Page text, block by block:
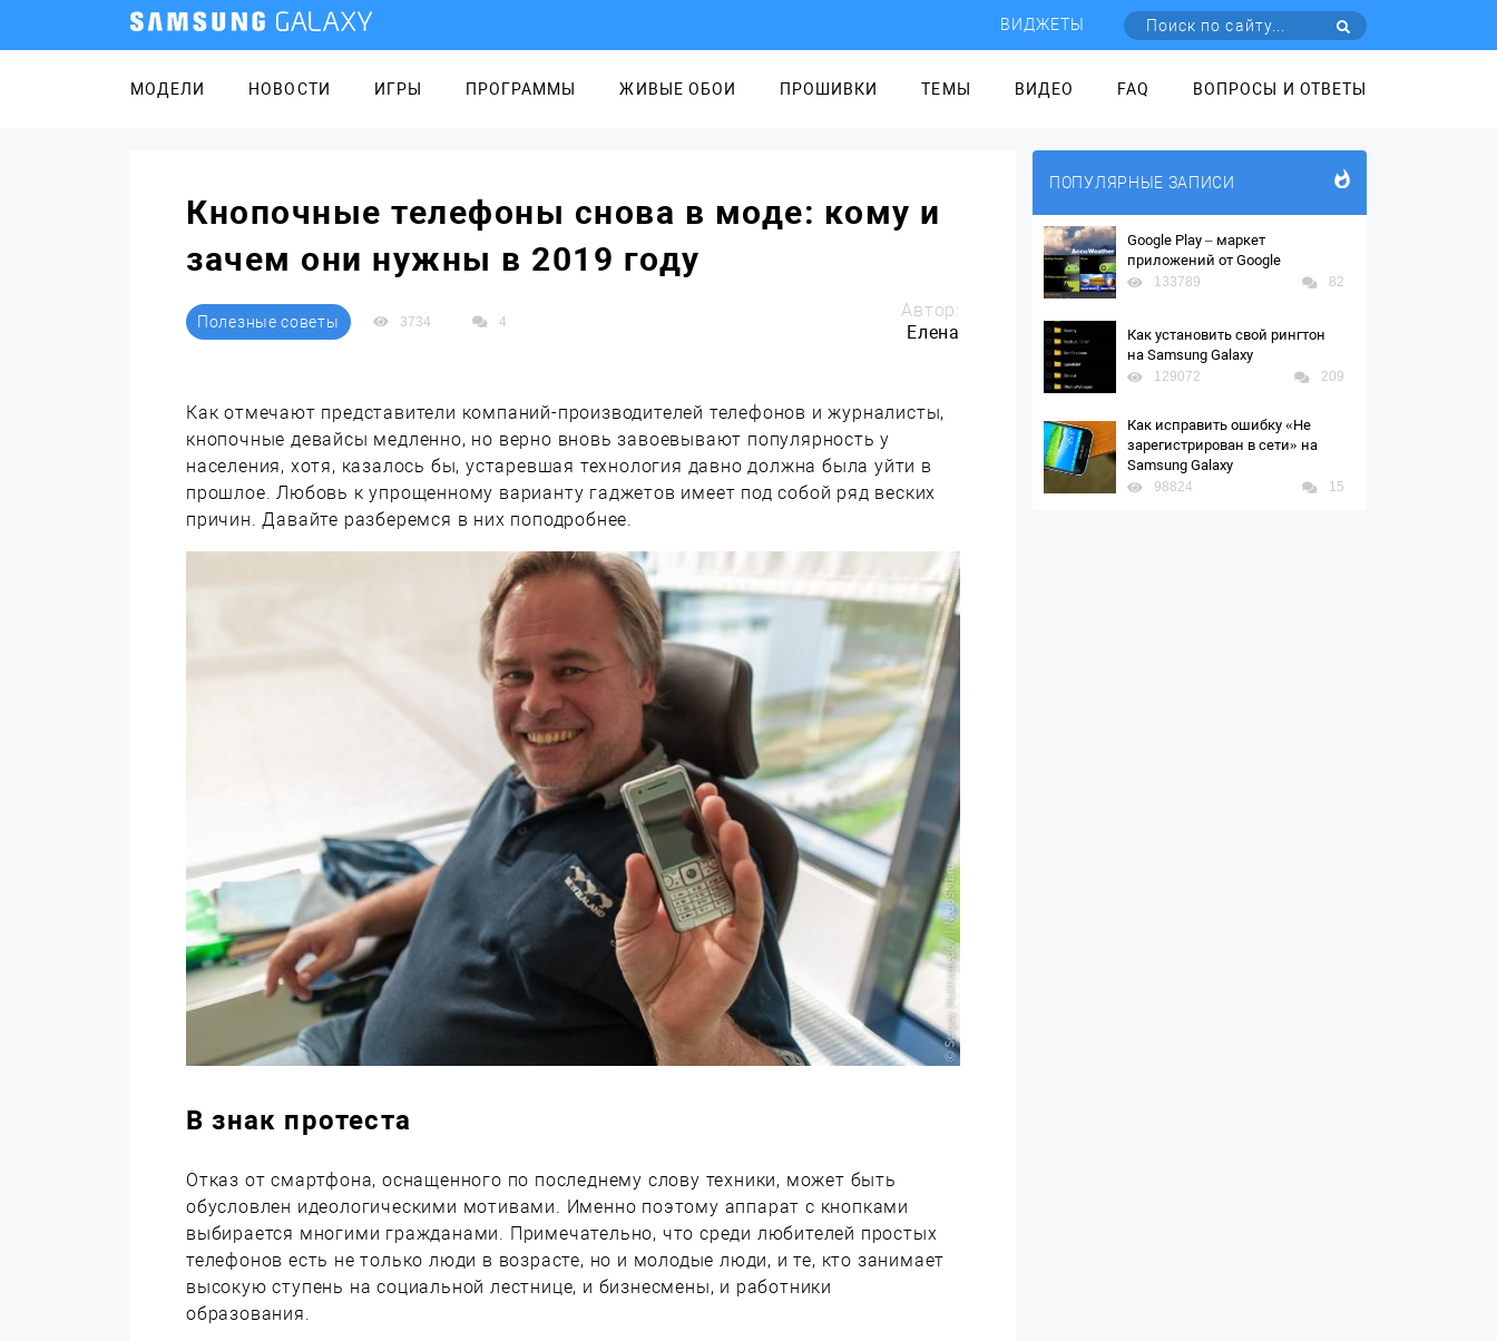
ВИДЖЕТЫ
МОДЕЛИ НОВОСТИ ИГРЫ ПРОГРАММЫ ЖИВЫЕ ОБОИ ПРОШИВКИ ТЕМЫ ВИДЕО FAQ ВОПРОСЫ И ОТВЕТЫ
Кнопочные телефоны снова в моде: кому и
зачем они нужны в 2019 году
Полезные советы 3734 4
Автор:
Елена
Как отмечают представители компаний-производителей телефонов и журналисты,
кнопочные девайсы медленно, но верно вновь завоевывают популярность у
населения, хотя, казалось бы, устаревшая технология давно должна была уйти в
прошлое. Любовь к упрощенному варианту гаджетов имеет под собой ряд веских
причин. Давайте разберемся в них поподробнее.
В знак протеста
Отказ от смартфона, оснащенного по последнему слову техники, может быть
обусловлен идеологическими мотивами. Именно поэтому аппарат с кнопками
выбирается многими гражданами. Примечательно, что среди любителей простых
телефонов есть не только люди в возрасте, но и молодые люди, и те, кто занимает
высокую ступень на социальной лестнице, и бизнесмены, и работники
образования.
ПОПУЛЯРНЫЕ ЗАПИСИ
Google Play – маркет
приложений от Google
133789 82
Как установить свой рингтон
на Samsung Galaxy
129072 209
Как исправить ошибку «Не
зарегистрирован в сети» на
Samsung Galaxy
98824 15